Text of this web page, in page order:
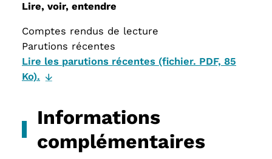
Lire, voir, entendre
Comptes rendus de lecture
Parutions récentes
Lire les parutions récentes (fichier. PDF, 85
Ko).
Informations
complémentaires